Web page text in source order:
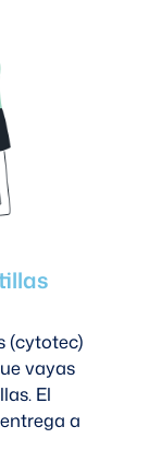
(cytotec)
vayas
El
a